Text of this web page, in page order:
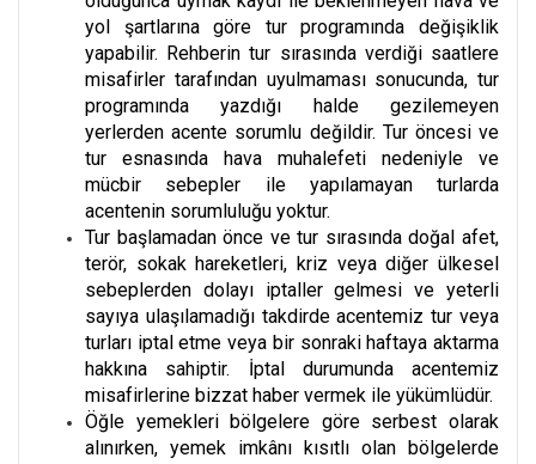
yol şartlarına göre tur programında değişiklik
yapabilir. Rehberin tur sırasında verdiği saatlere
misafirler tarafından uyulmaması sonucunda, tur
programında yazdığı halde gezilemeyen
yerlerden acente sorumlu değildir. Tur öncesi ve
tur esnasında hava muhalefeti nedeniyle ve
mücbir sebepler ile yapılamayan turlarda
acentenin sorumluluğu yoktur.
Tur başlamadan önce ve tur sırasında doğal afet,
terör, sokak hareketleri, kriz veya diğer ülkesel
sebeplerden dolayı iptaller gelmesi ve yeterli
sayıya ulaşılamadığı takdirde acentemiz tur veya
turları iptal etme veya bir sonraki haftaya aktarma
hakkına sahiptir. İptal durumunda acentemiz
misafirlerine bizzat haber vermek ile yükümlüdür.
Öğle yemekleri bölgelere göre serbest olarak
alınırken, yemek imkânı kısıtlı olan bölgelerde